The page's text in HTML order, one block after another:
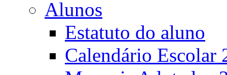
Alunos
Estatuto do aluno
Calendário Escolar